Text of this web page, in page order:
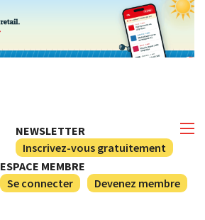
NEWSLETTER
Inscrivez-vous gratuitement
ESPACE MEMBRE
Se connecter
Devenez membre